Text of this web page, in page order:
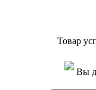
Товар
Вы